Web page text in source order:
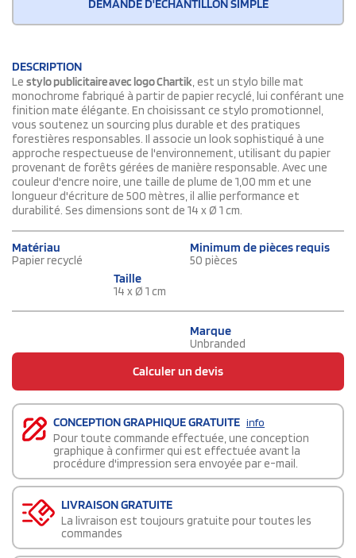
DEMANDE D'ÉCHANTILLON SIMPLE
DESCRIPTION
Le stylo publicitaire avec logo Chartik, est un stylo bille mat
monochrome fabriqué à partir de papier recyclé, lui conférant une
finition mate élégante. En choisissant ce stylo promotionnel,
vous soutenez un sourcing plus durable et des pratiques
forestières responsables. Il associe un look sophistiqué à une
approche respectueuse de l'environnement, utilisant du papier
provenant de forêts gérées de manière responsable. Avec une
couleur d'encre noire, une taille de plume de 1,00 mm et une
longueur d'écriture de 500 mètres, il allie performance et
durabilité. Ses dimensions sont de 14 x Ø 1 cm.
Matériau
Papier recyclé
Minimum de pièces requis
50 pièces
Taille
14 x Ø 1 cm
Marque
Unbranded
Calculer un devis
CONCEPTION GRAPHIQUE GRATUITE info
Pour toute commande effectuée, une conception
graphique à confirmer qui est effectuée avant la
procédure d'impression sera envoyée par e-mail.
LIVRAISON GRATUITE
La livraison est toujours gratuite pour toutes les
commandes